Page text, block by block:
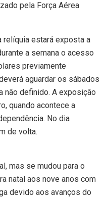
pela Força Aérea
relíquia estará exposta a
a semana o acesso
previamente
aguardar os sábados
não definido. A exposição
quando acontece a
No dia
de volta.
mas se mudou para o
natal aos nove anos com
devido aos avanços do